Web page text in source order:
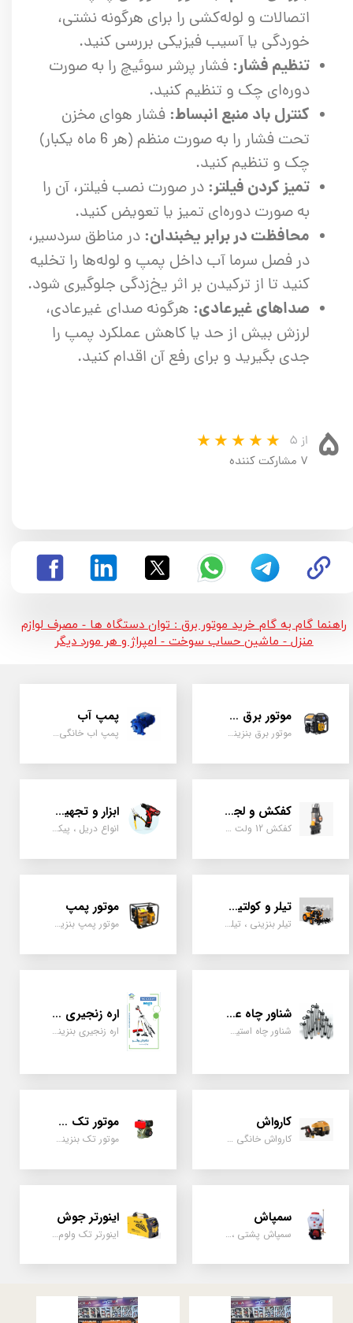
اتصالات و لوله‌کشی را برای هرگونه نشتی،
خوردگی یا آسیب فیزیکی بررسی کنید.
تنظیم فشار: فشار پرشر سوئیچ را به صورت
دوره‌ای چک و تنظیم کنید.
کنترل باد منبع انبساط: فشار هوای مخزن
تحت فشار را به صورت منظم (هر 6 ماه یکبار)
چک و تنظیم کنید.
تمیز کردن فیلتر: در صورت نصب فیلتر، آن را
به صورت دوره‌ای تمیز یا تعویض کنید.
محافظت در برابر یخبندان: در مناطق سردسیر،
در فصل سرما آب داخل پمپ و لوله‌ها را تخلیه
کنید تا از ترکیدن بر اثر یخ‌زدگی جلوگیری شود.
صداهای غیرعادی: هرگونه صدای غیرعادی،
لرزش بیش از حد یا کاهش عملکرد پمپ را
جدی بگیرید و برای رفع آن اقدام کنید.
۵
از ۵
۷ مشارکت کننده
راهنما گام به گام خرید موتور برق : توان دستگاه ها - مصرف لوازم
منزل - ماشین حساب سوخت - امپراژ و هر مورد دیگر
موتور برق و ژنراتور
موتور برق بنزینی، دیزلی ، گازی ، سه گانه سوز
پمپ آب
پمپ اب خانگی، بشقابی ، جتی ، دو پروانه کشاورزی
کفکش و لجن کش
کفکش 12 ولت ، 220 ولت ، یک اینچ به بالا لجن کش کاتردار، لجن کش چدنی
ابزار و تجهیزات
انواع دریل ، پیکور، ابزارالات، سیل مکانیکی، قطعات پمپ
تیلر و کولتیواتور
تیلر بنزینی ، تیلر دیزل، تیلر چهار چرخ، تیلر مزرعه و کشاورزی
موتور پمپ
موتور پمپ بنزینی، دیزلی، نفتی ، یک اینچ به بالا
شناور چاه عمیق
شناور چاه استیل ، تک فاز و سه فاز، یک اینچ به بالا
اره زنجیری / علفتراش
اره زنجیری بنزینی ، علفتراش دو زمانه و چهار زمانه ، دوشی و پشتی
کارواش
کارواش خانگی و صنعتی و نیمه صنعتی
موتور تک سیلندر
موتور تک بنزینی ، دیزلی، کارتینگی ، تیلری
سمپاش
سمپاش پشتی ، زمبه ای ، فرغونی ، دستی ، موتوری
اینورتر جوش
اینورتر تک ولوم و دو ولوم امپر بالا